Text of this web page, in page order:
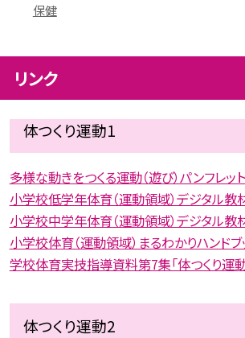
保健
リンク
体つくり運動1
多様な動きをつくる運動（遊び）パンフレット
小学校低学年体育（運動領域）デジタル教
小学校中学年体育（運動領域）デジタル教
小学校体育（運動領域）まるわかりハンドブ
学校体育実技指導資料第7集「体つくり運動
体つくり運動2